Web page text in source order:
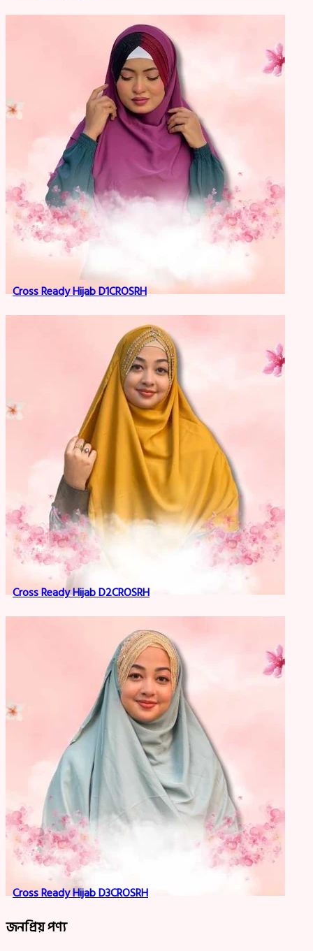
Cross Ready Hijab D1CROSRH
Cross Ready Hijab D2CROSRH
Cross Ready Hijab D3CROSRH
জনপ্রিয় পণ্য